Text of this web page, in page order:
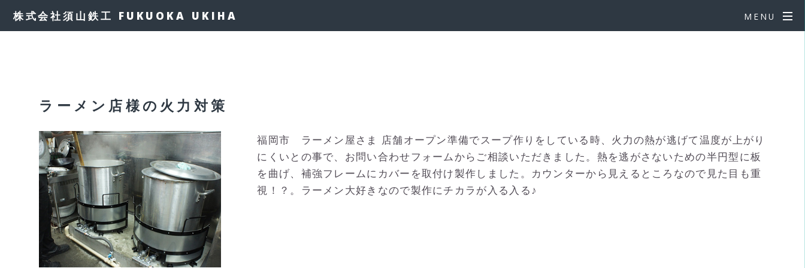
株式会社須山鉄工 FUKUOKA UKIHA MENU
ラーメン店様の火力対策
福岡市 ラーメン屋さま 店舗オープン準備でスープ作りをしている時、火力の熱が逃げて温度が上がり
にくいとの事で、お問い合わせフォームからご相談いただきました。熱を逃がさないための半円型に板
を曲げ、補強フレームにカバーを取付け製作しました。カウンターから見えるところなので見た目も重
視！？。ラーメン大好きなので製作にチカラが入る入る♪